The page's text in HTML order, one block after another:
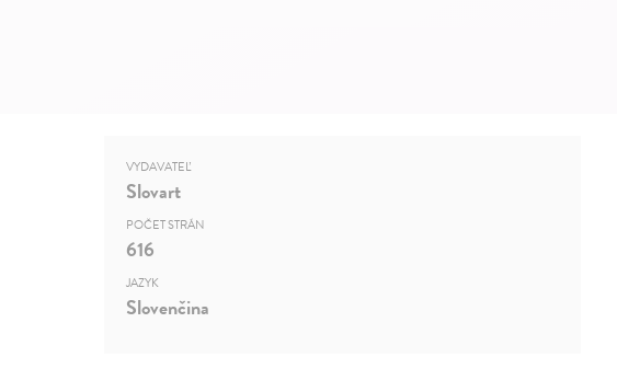
VYDAVATEĽ
Slovart
POČET STRÁN
616
JAZYK
Slovenčina